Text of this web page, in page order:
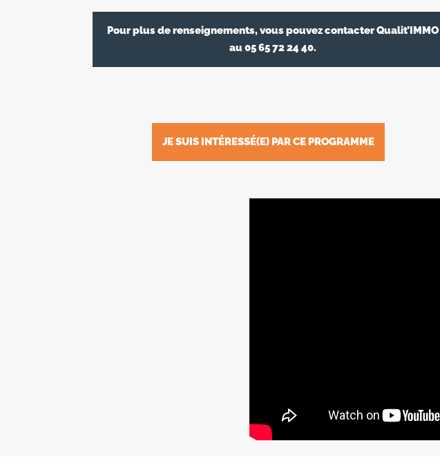
Pour plus de renseignements, vous pouvez contacter Qualit’IMMO
au 05 65 72 24 40.
JE SUIS INTÉRESSÉ(E) PAR CE PROGRAMME